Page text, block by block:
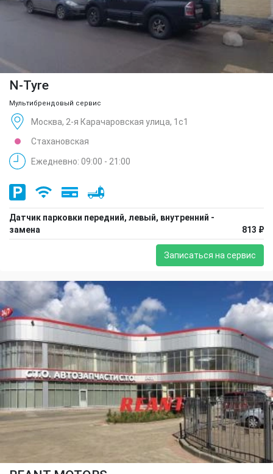
N-Tyre
Мультибрендовый сервис
Москва, 2-я Карачаровская улица, 1с1
Стахановская
Ежедневно: 09:00 - 21:00
Датчик парковки передний, левый, внутренний -
замена
813 ₽
Записаться на сервис